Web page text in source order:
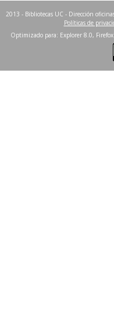
2013 - Bibliotecas UC - Dirección
Políticas de
Optimizado para: Explorer 8.0,